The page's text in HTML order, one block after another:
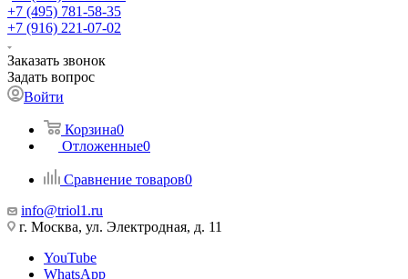
+7 (495) 781-58-35
+7 (916) 221-07-02
Заказать звонок
Задать вопрос
Войти
Корзина0
Отложенные0
Сравнение товаров0
info@triol1.ru
г. Москва, ул. Электродная, д. 11
YouTube
WhatsApp